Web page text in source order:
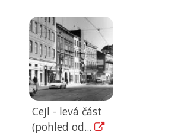
Cejl - levá část
(pohled od...